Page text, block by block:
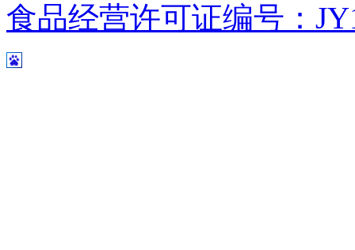
食品经营许可证编号：